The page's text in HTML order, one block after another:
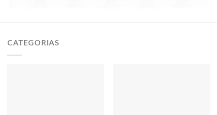
CATEGORIAS